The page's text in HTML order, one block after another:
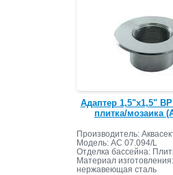
Адаптер 1,5"х1,5"
плитка/мозаика
Производитель:
Модель: АС 07.094/L
Отделка бассейна:
Материал изготовления:
нержавеющая сталь